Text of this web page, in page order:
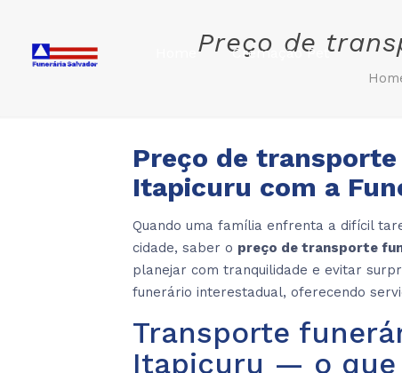
Cremação Pet
Preço de
Preço de
Itapicuru com a
Quando uma família enfrenta a difícil
cidade, saber o preço de transporte
planejar com tranquilidade e evitar
funerário interestadual, oferecendo
Transporte
Itapicuru — o que